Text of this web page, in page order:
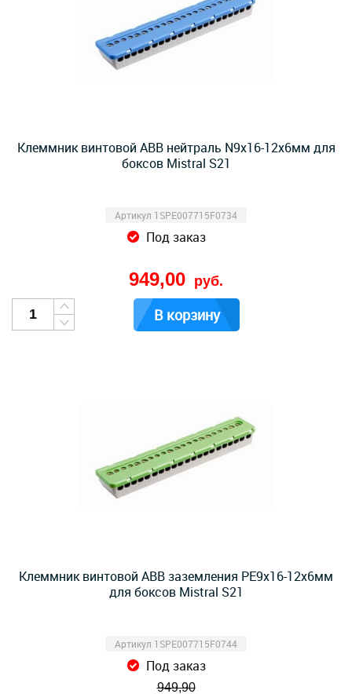
Клеммник винтовой ABB нейтраль N9x16-12х6мм для
боксов Mistral S21
Артикул 1SPE007715F0734
Под заказ
949,00 руб.
В корзину
Клеммник винтовой ABB заземления PE9x16-12х6мм
для боксов Mistral S21
Артикул 1SPE007715F0744
Под заказ
949,90